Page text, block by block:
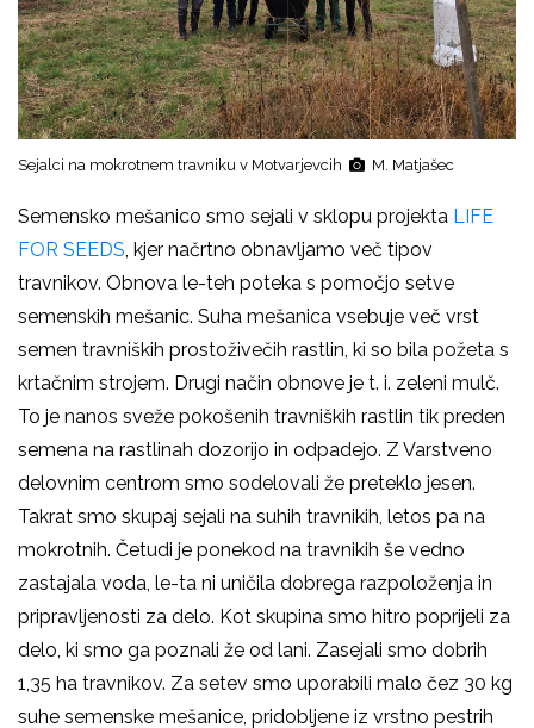
Sejalci na mokrotnem travniku v Motvarjevcih M. Matjašec
Semensko mešanico smo sejali v sklopu projekta LIFE
FOR SEEDS , kjer načrtno obnavljamo več tipov
travnikov. Obnova le-teh poteka s pomočjo setve
semenskih mešanic. Suha mešanica vsebuje več vrst
semen travniških prostoživečih rastlin, ki so bila požeta s
krtačnim strojem. Drugi način obnove je t. i. zeleni mulč.
To je nanos sveže pokošenih travniških rastlin tik preden
semena na rastlinah dozorijo in odpadejo. Z Varstveno
delovnim centrom smo sodelovali že preteklo jesen.
Takrat smo skupaj sejali na suhih travnikih, letos pa na
mokrotnih. Četudi je ponekod na travnikih še vedno
zastajala voda, le-ta ni uničila dobrega razpoloženja in
pripravljenosti za delo. Kot skupina smo hitro poprijeli za
delo, ki smo ga poznali že od lani. Zasejali smo dobrih
1,35 ha travnikov. Za setev smo uporabili malo čez 30 kg
suhe semenske mešanice, pridobljene iz vrstno pestrih